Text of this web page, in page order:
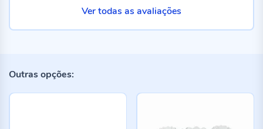
Ver todas as avaliações
Outras opções: